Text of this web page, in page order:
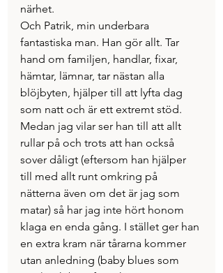
närhet.
Och Patrik, min underbara
fantastiska man. Han gör allt. Tar
hand om familjen, handlar, fixar,
hämtar, lämnar, tar nästan alla
blöjbyten, hjälper till att lyfta dag
som natt och är ett extremt stöd.
Medan jag vilar ser han till att allt
rullar på och trots att han också
sover dåligt (eftersom han hjälper
till med allt runt omkring på
nätterna även om det är jag som
matar) så har jag inte hört honom
klaga en enda gång. I stället ger han
en extra kram när tårarna kommer
utan anledning (baby blues som